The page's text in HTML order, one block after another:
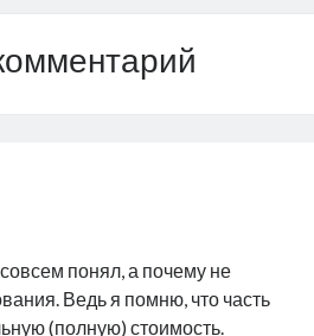
понял, а почему не
Ведь я помню, что часть
(полную) стоимость.